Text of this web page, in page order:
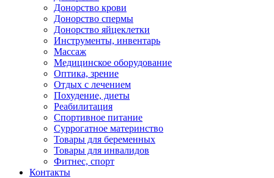
Донорство крови
Донорство спермы
Донорство яйцеклетки
Инструменты, инвентарь
Массаж
Медицинское оборудование
Оптика, зрение
Отдых с лечением
Похудение, диеты
Реабилитация
Спортивное питание
Суррогатное материнство
Товары для беременных
Товары для инвалидов
Фитнес, спорт
Контакты